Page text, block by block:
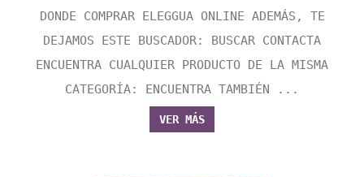
DONDE COMPRAR ELEGGUA ONLINE ADEMÁS, TE
DEJAMOS ESTE BUSCADOR: BUSCAR CONTACTA
ENCUENTRA CUALQUIER PRODUCTO DE LA MISMA
CATEGORÍA: ENCUENTRA TAMBIÉN ...
VER MÁS